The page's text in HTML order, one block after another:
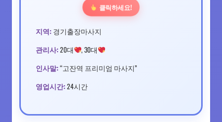
클릭하세요!
지역: 경기출장마사지
관리사: 20대 , 30대
인사말: “고잔역 프리미엄 마사지”
영업시간: 24시간